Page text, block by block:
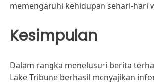
memengaruhi kehidupan sehari-hari
Kesimpulan
Dalam rangka menelusuri berita
Lake Tribune berhasil menyajikan